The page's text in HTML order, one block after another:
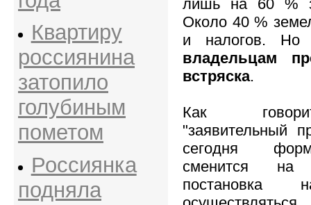
Квартиру
россиянина
затопило
голубиным
пометом
Россиянка
подняла
лишь на 60 %
Около 40 %
и налогов. Но
владельцам
встряска.
Как
"заявительный
сегодня
сменится на